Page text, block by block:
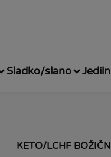
Sladko/slano
KETO/LCHF